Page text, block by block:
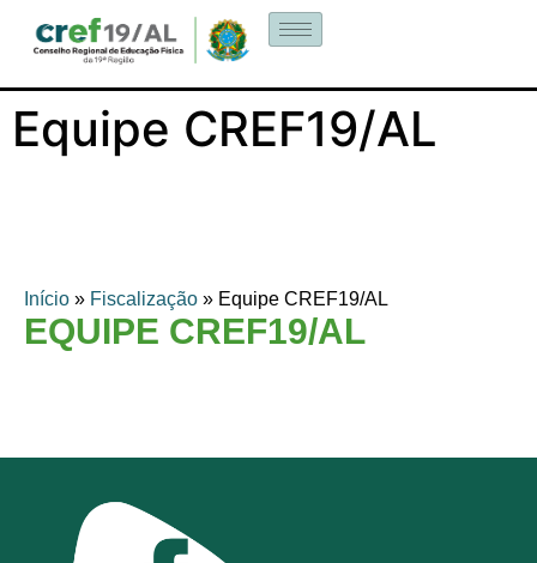
Equipe CREF19/AL
Início » Fiscalização » Equipe CREF19/AL
EQUIPE CREF19/AL